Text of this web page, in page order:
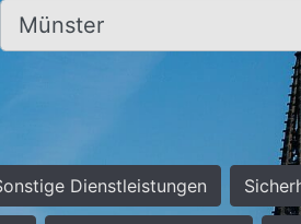
Ort, Stadt
Dienstleistungen